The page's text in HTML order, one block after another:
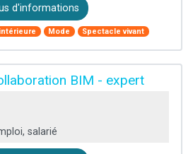
d'informations
Mode Spectacle vivant
BIM - expert
salarié